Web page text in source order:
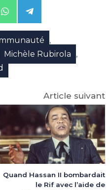
Share
on
WhatsApp
Share
on
Telegram
,
Michèle Rubirola ,
Article suivant
Quand Hassan II bombardait
le Rif avec l’aide de